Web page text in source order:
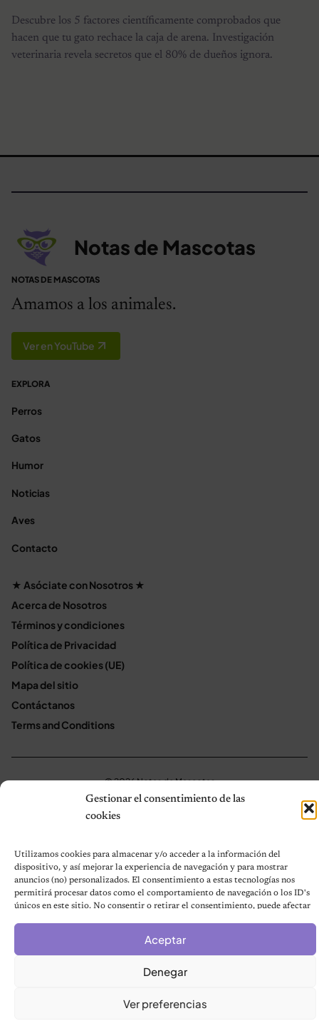
Gestionar el consentimiento de las
cookies
Utilizamos cookies para almacenar y/o acceder a la información del
dispositivo, y así mejorar la experiencia de navegación y para mostrar
anuncios (no) personalizados. El consentimiento a estas tecnologías nos
permitirá procesar datos como el comportamiento de navegación o los ID's
únicos en este sitio. No consentir o retirar el consentimiento, puede afectar
Aceptar
Denegar
Ver preferencias
Descubre los 5 factores científicamente comprobados que
hacen que tu gato rechace la caja de arena. Investigación
veterinaria revela secretos que el 80% de dueños ignora.
Notas de Mascotas
NOTAS DE MASCOTAS
Amamos a los animales.
Ver en YouTube
EXPLORA
Perros
Gatos
Humor
Noticias
Aves
Contacto
★ Asóciate con Nosotros ★
Acerca de Nosotros
Términos y condiciones
Política de Privacidad
Política de cookies (UE)
Mapa del sitio
Contáctanos
Terms and Conditions
© 2026 Notas de Mascotas
Política de privacidad